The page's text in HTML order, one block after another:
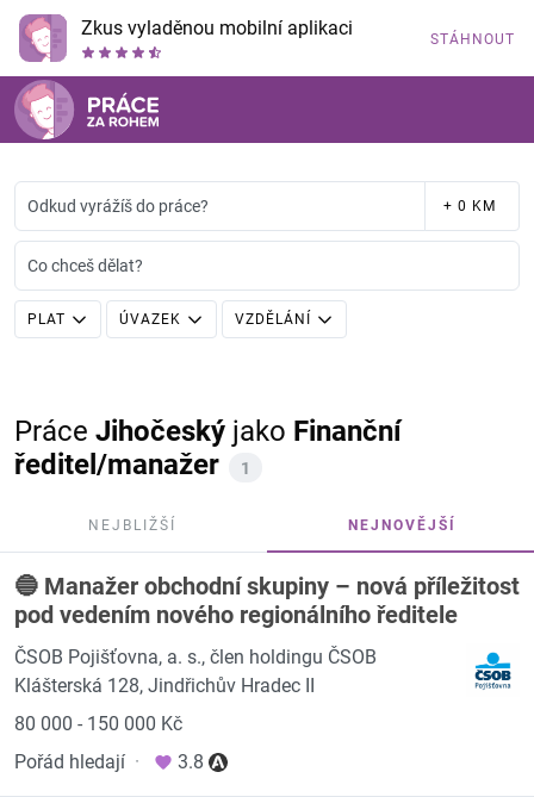
Zkus vyladěnou mobilní aplikaci STÁHNOUT
Odkud vyrážíš do práce? + 0 KM
Co chceš dělat?
PLAT ÚVAZEK VZDĚLÁNÍ
Práce Jihočeský jako Finanční
ředitel/manažer
1
NEJBLIŽŠÍ NEJNOVĚJŠÍ
🔵 Manažer obchodní skupiny – nová příležitost
pod vedením nového regionálního ředitele
ČSOB Pojišťovna, a. s., člen holdingu ČSOB
Klášterská 128, Jindřichův Hradec II
80 000 - 150 000 Kč
Pořád hledají · 3.8